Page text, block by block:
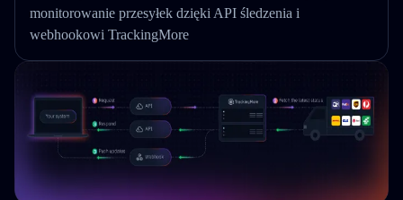
monitorowanie przesyłek dzięki API śledzenia i
webhookowi TrackingMore